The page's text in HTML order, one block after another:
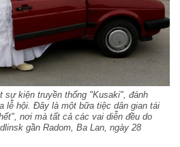
sự kiện truyền thống "Kusaki", đánh
lễ hội. Đây là một bữa tiệc dân gian tái
nơi mà tất cả các vai diễn đều do
gần Radom, Ba Lan, ngày 28